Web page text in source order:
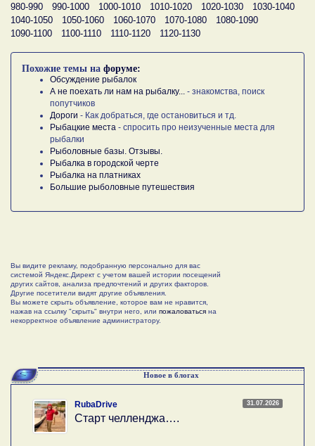
980-990
990-1000 1000-1010 1010-1020 1020-1030
1030-1040
1040-1050
1050-1060 1060-1070 1070-1080
1080-1090
1090-1100
1100-1110 1110-1120 1120-1130
Похожие темы на форуме:
Обсуждение рыбалок
А не поехать ли нам на рыбалку...
- знакомства, поиск
попутчиков
Дороги - Как добраться, где остановиться и тд.
Рыбацкие места - спросить про неизученные места для
рыбалки
Рыболовные базы. Отзывы.
Рыбалка в городской черте
Рыбалка на платниках
Большие рыболовные путешествия
Вы видите рекламу, подобранную персонально для вас
системой Яндекс.Директ с учетом вашей истории посещений
других сайтов, анализа предпочтений и других факторов.
Другие посетители видят другие объявления.
Вы можете скрыть объявление, которое вам не нравится,
нажав на ссылку "скрыть" внутри него, или пожаловаться на
некорректное объявление администратору.
Новое в блогах
31.07.2026
RubaDrive
Старт челленджа….